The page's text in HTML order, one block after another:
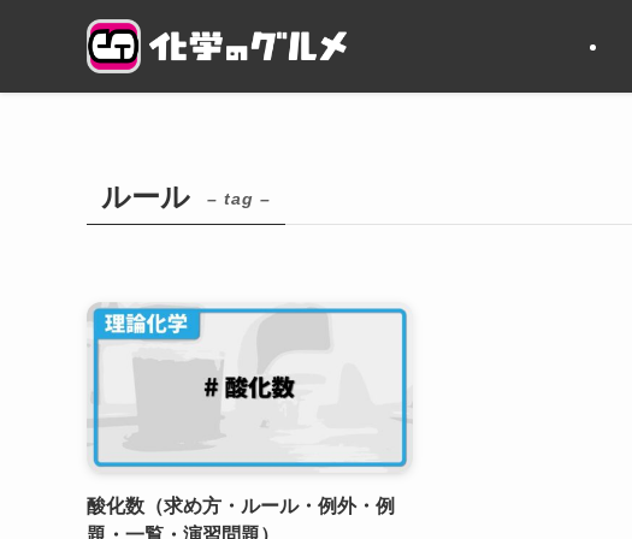
ルール – tag –
酸化数（求め方・ルール・例外・例
題・一覧・演習問題）